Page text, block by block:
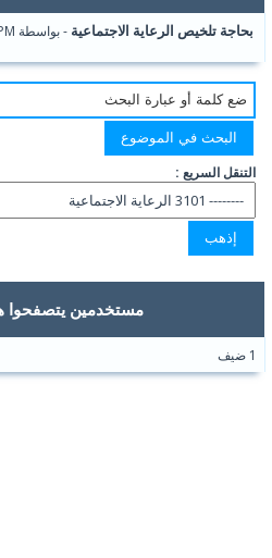
بحاجة تلخيص الرعاية الاجتماعية- بواسطة
التنقل السريع :
مستخدمين يتصفحوا